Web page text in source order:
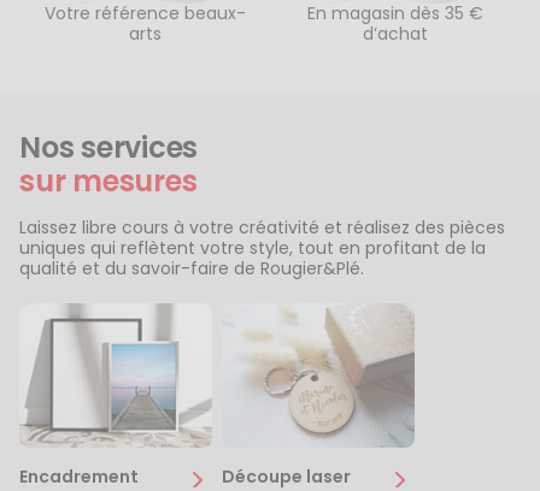
Votre référence beaux-
arts
En magasin dès 35 €
d’achat
Nos services
sur mesures
Laissez libre cours à votre créativité et réalisez des pièces
uniques qui reflètent votre style, tout en profitant de la
qualité et du savoir-faire de Rougier&Plé.
Encadrement Découpe laser